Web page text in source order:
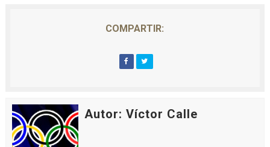
COMPARTIR:
Autor: Víctor Calle